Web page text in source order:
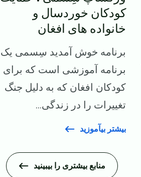
کودکان خوردسال و
خانواده های افغان
برنامه خوش آمدید سِسمی یک
برنامه آموزشی است که برای
کودکان افغان که به دلیل جنگ
تغییرات را در زندگی...
بیشتر بیآموزید
منابع بیشتری را بیبینید